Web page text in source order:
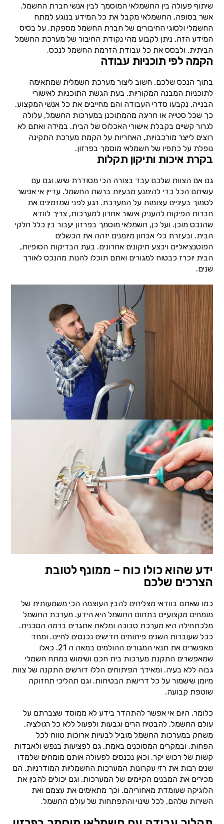
שיתוף פעולה בין החשמלאי המוסמך לבין אנשי חברת החשמל.
אשר בסופה, החשמלאי מקבל את כל המידע בנוגע למתח
החשמלי ולסוגי החיבורים של חברת החשמל מספקת. על בסיס
המידע הזה, ניתן לקבוע מהי נקודת החיבור של מערכת החשמל
הביתית. ולבסס את כל עבודת הזרמת החשמל לנכס.
הקמה לפי תוכניות עבודה
בתוך הנכס שלכם, חשוב ליצור מערכת חשמלית שמתאימה
לתוכניות המבנה המקוריות. בעת הגשת התוכניות לאישורי
הבנייה, נקבעו סדרי העבודה והם מחייבים את כל אנשי המקצוע.
כך שכל סטייה או חריגה מהמתוכנן במערכות החשמל, עלולה
לגרור קשיים בקבלת אישורי האכלוס של הבית. במידה ואתם לא
רוצים לייצר מורכבויות, האחריות על הקמת מערכת התקינה
נופלת על כתפיו של חשמלאי מוסמך בפרזון.
בקרת איכות ותיקון תקלות
גם אם הצוות שלכם עבד בצורה הכי מסודרת שיש. וגם עם
עשיתם הכל כדי להימנע מבעיות ברשת החשמל. עדיין אי אפשר
לסמוך בעיניים עצומות על המערכת. רגע לפני שמזמינים את
חברות הפיקוח להעניק אישור אחרון למערכות, צריך לוודא
שהנכס מוכן. ועל כן, חשמלאי מוסמך בפרזון יעבור בין כלל חלקי
הבית. ובעזרת כלי אבחון מיומנים יזהה את הכשלים
הפוטנציאליים ויבצע תיקונים אחרונים. בעת הבדיקות הסופיות,
הבית יוכרז כבטוח למגורים ואתם תוכלו להנות מהנכס לאורך
שנים.
ידע שהוא כולו כוח – ממונף לטובת
הצרכים שלכם
כמו שאתם בוודאי מצליחים להבין העוצמה הכי משמעותית של
מומחים מקצועיים בתחום החשמל היא הידע. מערכת החשמל
מלכתחילה היא מערכת סבוכה ומלאת אתגרים ברמה הטכנית.
ככל שעוברות השנים פיתוחים חדישים נכנסים לחיינו. ומחד
מאפשרים את תנאי המגורים ההולמים במאה ה 21. כאלו
שמאפשרים התקנת מערכות בית חכם ושימוש במתח חשמלי
גבוה ללא בעיה. ומאידך הפיתוחים הללו דורשים התקנה של צוות
מיומן שישמור על כל דרישות הבטיחות. וגם תהליכי תחזוקה
שוטפת קבועה.
כלומר, היום אי אפשר להתהדר בידע לא ממוסד שצברתם על
עולם החשמל. להבטיח הרים וגבעות ולפעול ללא כל רגולציה.
משחק במערכות החשמל מוביל לבעיות ארוכות טווח לכל
הפחות. ובמקרים המסוכנים באמת, גם לפציעות בנפש ולאבדות
קשות של רכוש יקר. וכאן נכנסים לפעולה אותם מומחים שלמדו
שנים רבות את רזי עקרונות המערכות החשמליות המודרניות. הם
מכירים את המבנים הקיימים של המערכות. וגם יכולים להבין את
הלוגיקה שעומדת מאחוריהם. וכך מתאימים את עצמם ואת
השירות שלהם, לכל שינוי והתפתחות של עולם החשמל.